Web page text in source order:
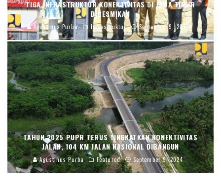
TIGA INFRASTRUKTUR KONEKTIVITAS DI JAWA TIMUR
DIRESMIKAN
Agustinus Purba Infrastruktur September 9, 2024
TAHUN 2025 PUPR TERUS TINGKATKAN KONEKTIVITAS
JALAN, 104 KM JALAN NASIONAL DIBANGUN
Agustinus Purba Featured September 9, 2024